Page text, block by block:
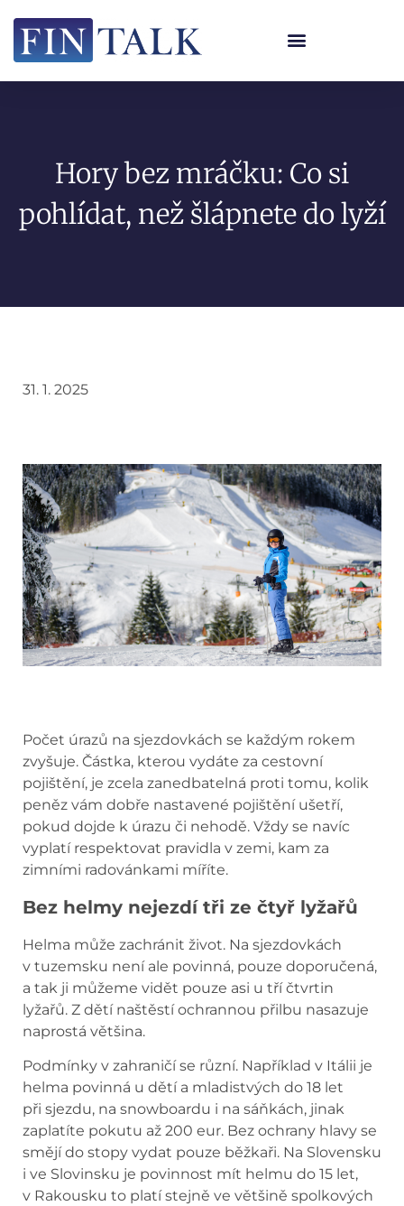
Hory bez mráčku: Co si
pohlídat, než šlápnete do lyží
31. 1. 2025
Počet úrazů na sjezdovkách se každým rokem
zvyšuje. Částka, kterou vydáte za cestovní
pojištění, je zcela zanedbatelná proti tomu, kolik
peněz vám dobře nastavené pojištění ušetří,
pokud dojde k úrazu či nehodě. Vždy se navíc
vyplatí respektovat pravidla v zemi, kam za
zimními radovánkami míříte.
Bez helmy nejezdí tři ze čtyř lyžařů
Helma může zachránit život. Na sjezdovkách
v tuzemsku není ale povinná, pouze doporučená,
a tak ji můžeme vidět pouze asi u tří čtvrtin
lyžařů. Z dětí naštěstí ochrannou přilbu nasazuje
naprostá většina.
Podmínky v zahraničí se různí. Například v Itálii je
helma povinná u dětí a mladistvých do 18 let
při sjezdu, na snowboardu i na sáňkách, jinak
zaplatíte pokutu až 200 eur. Bez ochrany hlavy se
smějí do stopy vydat pouze běžkaři. Na Slovensku
i ve Slovinsku je povinnost mít helmu do 15 let,
v Rakousku to platí stejně ve většině spolkových